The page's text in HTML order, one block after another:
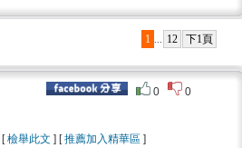
1 12 下1頁
0
0
[檢舉此文 ] [推薦加入精華區 ]